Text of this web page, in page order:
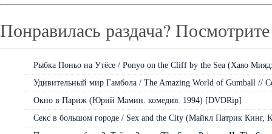
Понравилась раздача?
Рыбка Поньо на Утёсе / Ponyo on the Cliff by the Sea (Хаяо
Удивительный мир Гамбола / The Amazing World of Gumball //
Окно в Париж (Юрий Мамин. комедия. 1994) [DVDRip]
Секс в большом городе / Sex and the City (Майкл Патрик Кинг,